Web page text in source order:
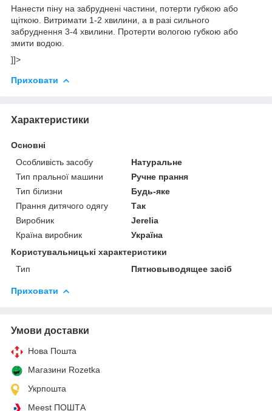
Нанести піну на забруднені частини, потерти губкою або
щіткою. Витримати 1-2 хвилини, а в разі сильного
забруднення 3-4 хвилини. Протерти вологою губкою або
змити водою.
]]>
Приховати
Характеристики
Основні
Особливість засобу
Натуральне
Тип пральної машини
Ручне прання
Тип білизни
Будь-яке
Прання дитячого одягу
Так
Виробник
Jerelia
Країна виробник
Україна
Користувальницькі характеристики
Тип
Пятновыводящее засіб
Приховати
Умови доставки
Нова Пошта
Магазини Rozetka
Укрпошта
Meest ПОШТА